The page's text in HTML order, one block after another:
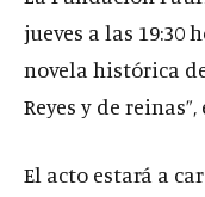
jueves a las 19:30
novela histórica
Reyes y de
El acto estará a